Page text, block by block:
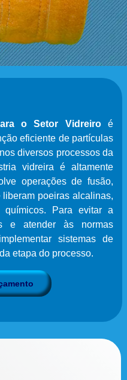
o Setor Vidreiroé
eficiente de partículas
diversos processos da
vidreira é altamente
operações de fusão,
poeiras alcalinas,
Para evitar a
e atender às normas
sistemas de
etapa do processo.